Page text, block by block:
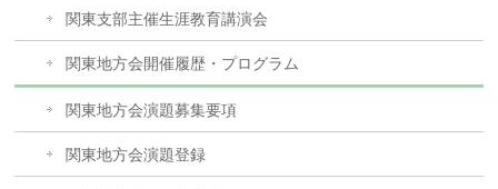
関東支部主催生涯教育講演会
関東地方会開催履歴・プログラム
関東地方会演題募集要項
関東地方会演題登録